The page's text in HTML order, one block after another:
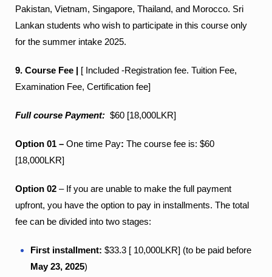
Pakistan, Vietnam, Singapore, Thailand, and Morocco. Sri
Lankan students who wish to participate in this course only
for the summer intake 2025.
9. Course Fee |
[ Included -Registration fee. Tuition Fee,
Examination Fee, Certification fee]
Full course Payment: $60 [18,000LKR]
Option 01 – One time Pay: The course fee is: $60
[18,000LKR]
Option 02 – If you are unable to make the full payment
upfront, you have the option to pay in installments. The total
fee can be divided into two stages:
First installment: $33.3 [ 10,000LKR] (to be paid before
May 23, 2025)